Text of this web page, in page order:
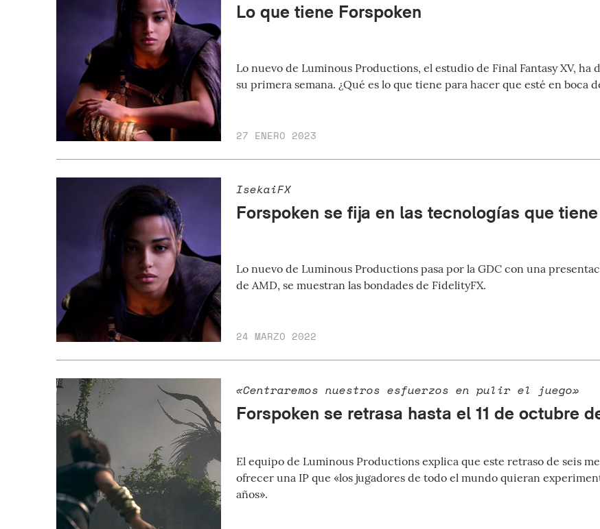
Lo que tiene Forspoken
Lo nuevo de Luminous Productions, el estudio de Final Fantasy XV, ha
su primera semana. ¿Qué es lo que tiene para hacer que esté en boca
27 ENERO 2023
IsekaiFX
Forspoken se fija en las tecnologías que
Lo nuevo de Luminous Productions pasa por la GDC con una
de AMD, se muestran las bondades de FidelityFX.
24 MARZO 2022
«Centraremos nuestros esfuerzos en pulir el juego»
Forspoken se retrasa hasta el 11 de octubre
El equipo de Luminous Productions explica que este retraso de seis
ofrecer una IP que «los jugadores de todo el mundo quieran
años».